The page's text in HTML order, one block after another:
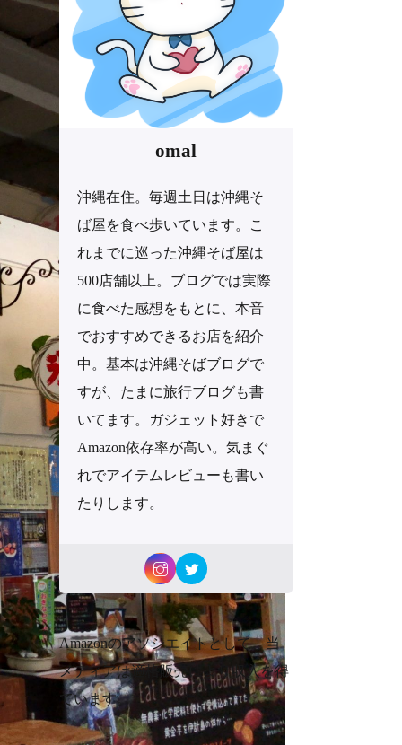
omal
沖縄在住。毎週土日は沖縄そ
ば屋を食べ歩いています。こ
れまでに巡った沖縄そば屋は
500店舗以上。ブログでは実際
に食べた感想をもとに、本音
でおすすめできるお店を紹介
中。基本は沖縄そばブログで
すが、たまに旅行ブログも書
いてます。ガジェット好きで
Amazon依存率が高い。気まぐ
れでアイテムレビューも書い
たりします。
Amazonのアソシエイトとして、当
メディアは適格販売により収入を得
ています。